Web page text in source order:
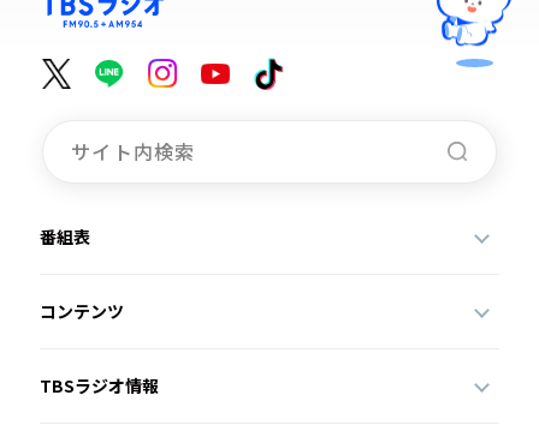
番組表
コンテンツ
TBSラジオ情報